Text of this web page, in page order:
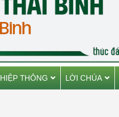
HIỆP THÔNG LỜI CHÚA